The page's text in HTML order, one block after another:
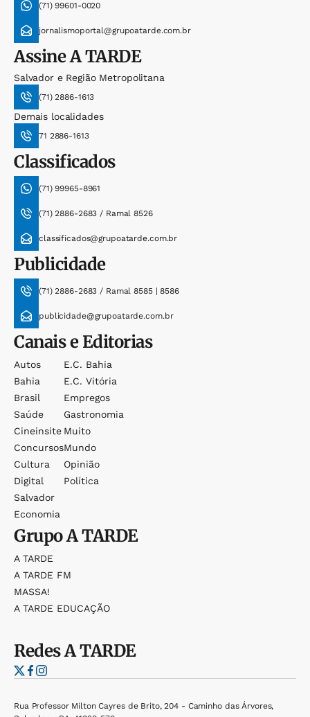
(71) 99601-0020
jornalismoportal@grupoatarde.com.br
AssineA TARDE
Salvador e Região Metropolitana
(71) 2886-1613
Demais localidades
71 2886-1613
Classificados
(71) 99965-8961
(71) 2886-2683 / Ramal 8526
classificados@grupoatarde.com.br
Publicidade
(71) 2886-2683 / Ramal 8585 | 8586
publicidade@grupoatarde.com.br
Canais e Editorias
Autos
Bahia
Brasil
Saúde
Cineinsite
Concursos
Cultura
Digital
Salvador
Economia
E.c. Bahia
E.c. Vitória
Empregos
Gastronomia
Muito
Mundo
Opinião
Política
GrupoA TARDE
A TARDE
A TARDE FM
MASSA!
A TARDE EDUCAÇÃO
RedesA TARDE
Rua Professor Milton Cayres de Brito, 204 - Caminho das Árvores,